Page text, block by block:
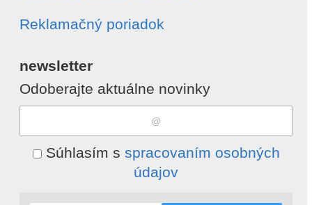
Reklamačný poriadok
newsletter
Odoberajte aktuálne novinky
Súhlasím s spracovaním osobných
údajov